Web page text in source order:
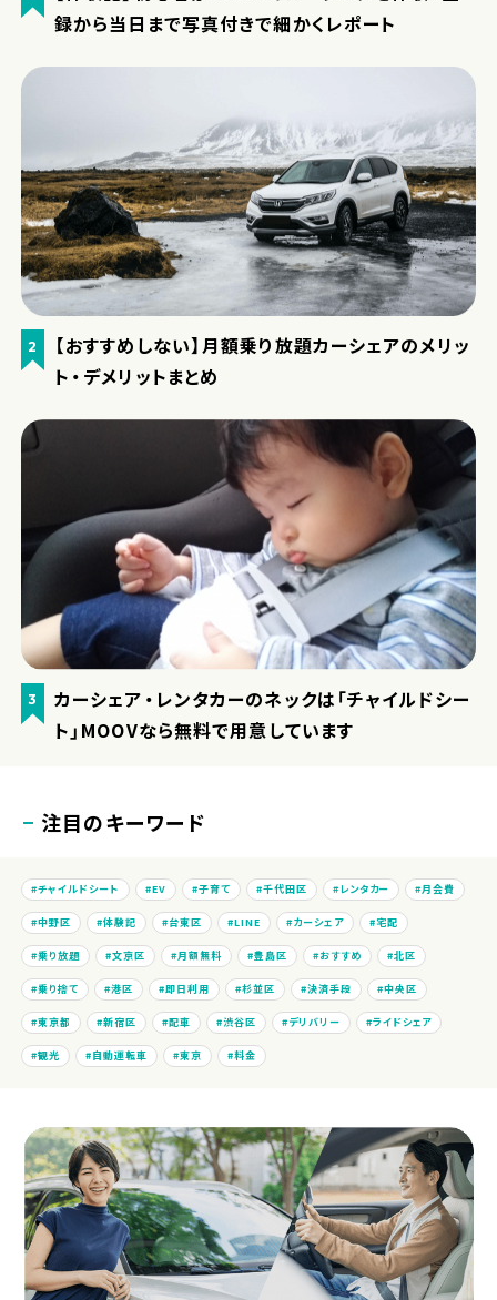
録から当日まで写真付きで細かくレポート
2
【おすすめしない】月額乗り放題カーシェアのメリッ
ト・デメリットまとめ
3
カーシェア・レンタカーのネックは「チャイルドシー
ト」MOOVなら無料で用意しています
注目のキーワード
チャイルドシート EV 子育て 千代田区 レンタカー 月会費
中野区 体験記 台東区 LINE カーシェア 宅配
乗り放題 文京区 月額無料 豊島区 おすすめ 北区
乗り捨て 港区 即日利用 杉並区 決済手段 中央区
東京都 新宿区 配車 渋谷区 デリバリー ライドシェア
観光 自動運転車 東京 料金